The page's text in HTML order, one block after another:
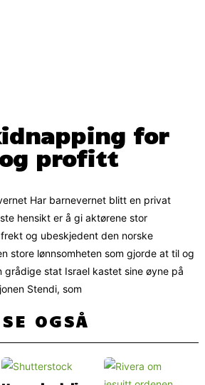
for
profitt
Har barnevernet blitt en privat
hensikt er å gi aktørene stor
og ubeskjedent den norske
store lønnsomheten som gjorde at til og
grådige stat Israel kastet sine øyne på
Stendi, som
SE OGSÅ